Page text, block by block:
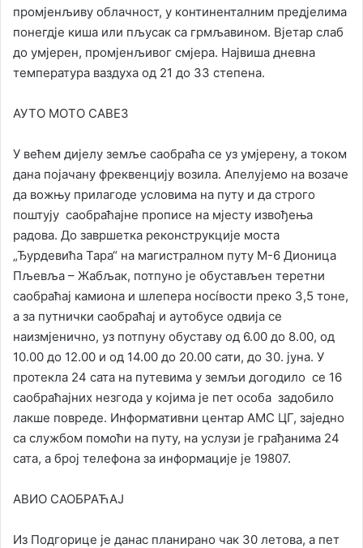
промјенљиву облачност, у континенталним предјелима
понегдје киша или пљусак са грмљавином. Вјетар слаб
до умјерен, промјенљивог смјера. Највиша дневна
температура ваздуха од 21 до 33 степена.
АУТО МОТО САВЕЗ
У већем дијелу земље саобраћа се уз умјерену, а током
дана појачану фреквенцију возила. Апелујемо на возаче
да вожњу прилагоде условима на путу и да строго
поштују саобраћајне прописе на мјесту извођења
радова. До завршетка реконструкције моста
„Ђурдевића Тара“ на магистралном путу М-6 Дионица
Пљевља – Жабљак, потпуно је обустављен теретни
саобраћај камиона и шлепера носíвости преко 3,5 тоне,
а за путнички саобраћај и аутобусе одвија се
наизмјенично, уз потпуну обуставу од 6.00 до 8.00, од
10.00 до 12.00 и од 14.00 до 20.00 сати, до 30. јуна. У
протекла 24 сата на путевима у земљи догодило се 16
саобраћајних незгода у којима је пет особа задобило
лакше повреде. Информативни центар АМС ЦГ, заједно
са службом помоћи на путу, на услузи је грађанима 24
сата, а број телефона за информације је 19807.
АВИО САОБРАЋАЈ
Из Подгорице је данас планирано чак 30 летова, а пет